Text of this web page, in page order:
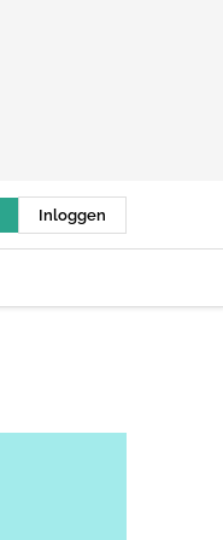
Inloggen